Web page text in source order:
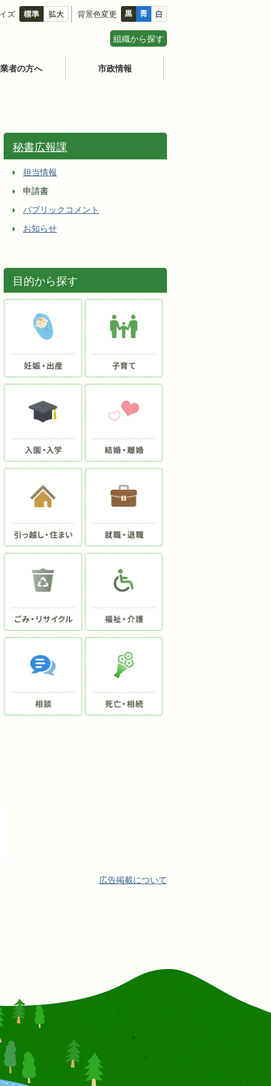
ズ 背景色変更
組織から探す
者の方へ 市政情報
秘書広報課
担当情報
申請書
パブリックコメント
お知らせ
目的から探す
広告掲載について